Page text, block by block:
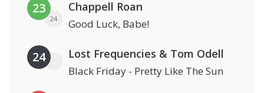
23
24
Chappell Roan
Good Luck, Babe!
24 Lost Frequencies & Tom Odell
Black Friday - Pretty Like The Sun